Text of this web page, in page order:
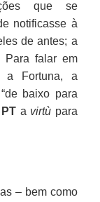
que se
notificasse à
de antes; a
Para falar em
a Fortuna, a
baixo para
PT a virtù para
– bem como